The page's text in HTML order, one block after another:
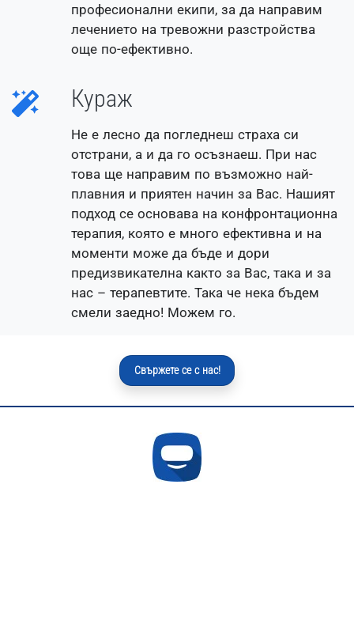
професионални екипи, за да направим
лечението на тревожни разстройства
още по-ефективно.
Кураж
Не е лесно да погледнеш страха си
отстрани, а и да го осъзнаеш. При нас
това ще направим по възможно най-
плавния и приятен начин за Вас. Нашият
подход се основава на конфронтационна
терапия, която е много ефективна и на
моменти може да бъде и дори
предизвикателна както за Вас, така и за
нас – терапевтите. Така че нека бъдем
смели заедно! Можем го.
Свържете се с нас!